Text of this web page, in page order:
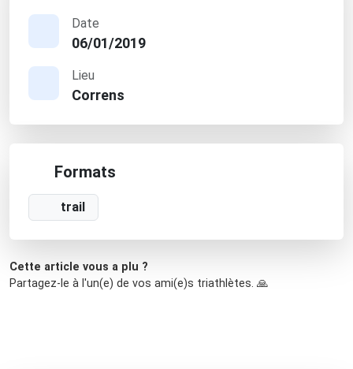
Date
06/01/2019
Lieu
Correns
Formats
trail
Cette article vous a plu ?
Partagez-le à l'un(e) de vos ami(e)s triathlètes. 🙏